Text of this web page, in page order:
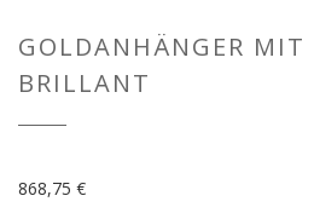
GOLDANHÄNGER MIT
BRILLANT
868,75 €